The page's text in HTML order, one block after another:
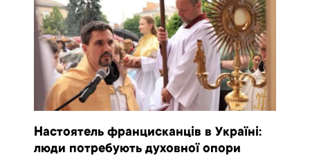
Настоятель францисканців в Україні:
люди потребують духовної опори